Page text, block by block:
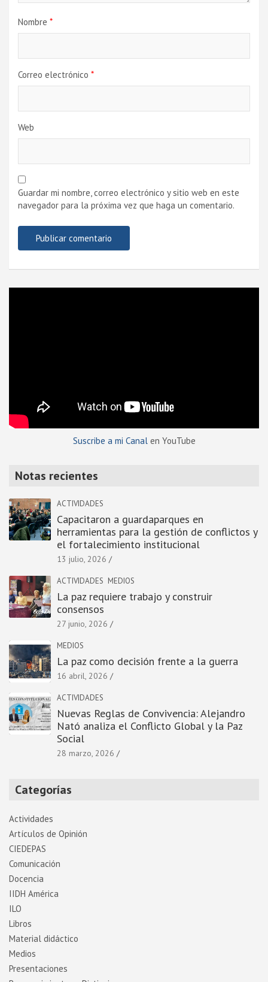
Nombre *
Correo electrónico *
Web
Guardar mi nombre, correo electrónico y sitio web en este
navegador para la próxima vez que haga un comentario.
Suscribe a mi Canalen YouTube
Notas recientes
ACTIVIDADES
Capacitaron a guardaparques en
herramientas para la gestión de conflictos y
el fortalecimiento institucional
13 julio, 2026
ACTIVIDADES MEDIOS
La paz requiere trabajo y construir
consensos
27 junio, 2026
MEDIOS
La paz como decisión frente a la guerra
16 abril, 2026
ACTIVIDADES
Nuevas Reglas de Convivencia: Alejandro
Nató analiza el Conflicto Global y la Paz
Social
28 marzo, 2026
Categorías
Actividades
Artí­culos de Opinión
CIEDEPAS
Comunicación
Docencia
IIDH América
ILO
Libros
Material didáctico
Medios
Presentaciones